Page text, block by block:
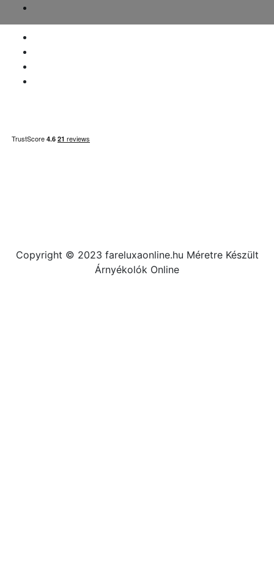
nyilatkozat
Copyright © 2023 fareluxaonline.hu Méretre Készült
Árnyékolók Online